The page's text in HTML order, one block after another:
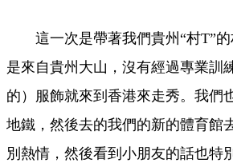
這一次是帶著我們貴州“村T”的
是來自貴州大山，沒有經過專業訓
的）服飾就來到香港來走秀。我們
地鐵，然後去的我們的新的體育館
別熱情，然後看到小朋友的話也特